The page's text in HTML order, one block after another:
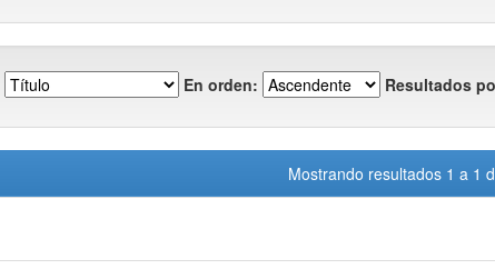
En orden: Resultados
Mostrando resultados 1 a 1